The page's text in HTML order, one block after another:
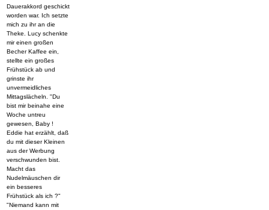
Dauerakkord geschickt
worden war. Ich setzte
mich zu ihr an die
Theke. Lucy schenkte
mir einen großen
Becher Kaffee ein,
stellte ein großes
Frühstück ab und
grinste ihr
unvermeidliches
Mittagslächeln. "Du
bist mir beinahe eine
Woche untreu
gewesen, Baby !
Eddie hat erzählt, daß
du mit dieser Kleinen
aus der Werbung
verschwunden bist.
Macht das
Nudelmäuschen dir
ein besseres
Frühstück als ich ?"
"Niemand kann mit